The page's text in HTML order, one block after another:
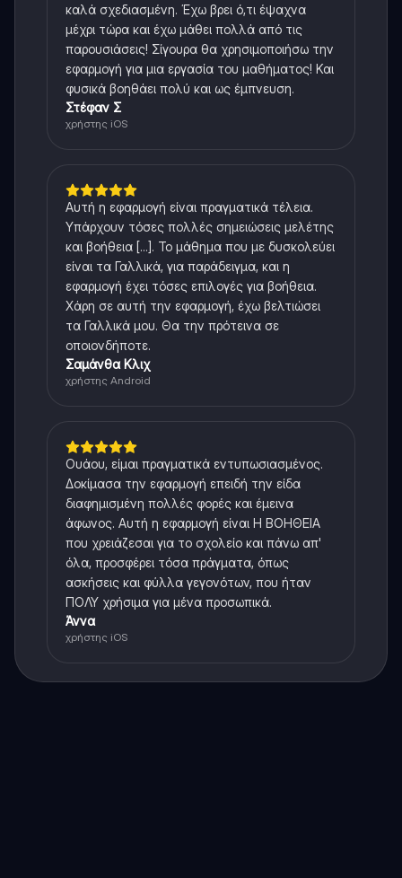
καλά σχεδιασμένη. Έχω βρει ό,τι έψαχνα
μέχρι τώρα και έχω μάθει πολλά από τις
παρουσιάσεις! Σίγουρα θα χρησιμοποιήσω την
εφαρμογή για μια εργασία του μαθήματος! Και
φυσικά βοηθάει πολύ και ως έμπνευση.
Στέφαν Σ
χρήστης iOS
Αυτή η εφαρμογή είναι πραγματικά τέλεια.
Υπάρχουν τόσες πολλές σημειώσεις μελέτης
και βοήθεια [...]. Το μάθημα που με δυσκολεύει
είναι τα Γαλλικά, για παράδειγμα, και η
εφαρμογή έχει τόσες επιλογές για βοήθεια.
Χάρη σε αυτή την εφαρμογή, έχω βελτιώσει
τα Γαλλικά μου. Θα την πρότεινα σε
οποιονδήποτε.
Σαμάνθα Κλιχ
χρήστης Android
Ουάου, είμαι πραγματικά εντυπωσιασμένος.
Δοκίμασα την εφαρμογή επειδή την είδα
διαφημισμένη πολλές φορές και έμεινα
άφωνος. Αυτή η εφαρμογή είναι Η ΒΟΗΘΕΙΑ
που χρειάζεσαι για το σχολείο και πάνω απ'
όλα, προσφέρει τόσα πράγματα, όπως
ασκήσεις και φύλλα γεγονότων, που ήταν
ΠΟΛΥ χρήσιμα για μένα προσωπικά.
Άννα
χρήστης iOS